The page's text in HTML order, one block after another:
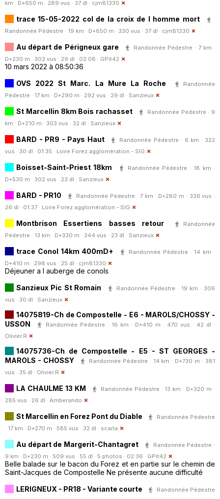
km · D+650 m · 289 vus · 37 dl · cjm81330
trace 15-05-2022 col de la croix de l homme mort
Randonnée Pédestre · 19 km · D+650 m · 330 vus · 37 dl · cjm81330
Au départ de Périgneux gare
Randonnée Pédestre · 7 km ·
D+230 m · 303 vus · 29 dl · 02:08 · GPit42
10 mars 2022 à 08:50:36
OVS 2022 St Marc. La Mure La Roche
Randonnée
Pédestre · 17 km · D+290 m · 292 vus · 29 dl · Sanzieux
St Marcellin 8km Bois rachasset
Randonnée Pédestre · 9
km · D+210 m · 303 vus · 32 dl · Sanzieux
BARD - PR9 - Pays Haut
Randonnée Pédestre · 6 km · 322
vus · 30 dl · 01:35 · Loire Forez agglomération - SIG
Boisset-Saint-Priest 18km
Randonnée Pédestre · 18 km ·
D+530 m · 302 vus · 23 dl · Sanzieux
BARD - PR10
Randonnée Pédestre · 7 km · D+280 m · 336 vus ·
26 dl · 01:37 · Loire Forez agglomération - SIG
Montbrison Essertiens basses retour
Randonnée
Pédestre · 13 km · D+330 m · 344 vus · 23 dl · Sanzieux
trace Conol 14km 400mD+
Randonnée Pédestre · 14 km ·
D+410 m · 298 vus · 25 dl · cjm81330
Déjeuner a l auberge de conols
Sanzieux Pic St Romain
Randonnée Pédestre · 19 km · 306
vus · 30 dl · Sanzieux
14075819-Ch de Compostelle - E6 - MAROLS/CHOSSY -
USSON
Randonnée Pédestre · 16 km · D+410 m · 470 vus · 42 dl ·
Olivier.R
14075736-Ch de Compostelle - E5 - ST GEORGES -
MAROLS - CHOSSY
Randonnée Pédestre · 14 km · D+730 m · 381
vus · 35 dl · Olivier.R
LA CHAULME 13 KM
Randonnée Pédestre · 13 km · D+320 m ·
285 vus · 26 dl · Amberando
St Marcellin en Forez Pont du Diable
Randonnée Pédestre
· 17 km · D+270 m · 585 vus · 32 dl · scarla
Au départ de Margerit-Chantagret
Randonnée Pédestre ·
9 km · D+230 m · 509 vus · 55 dl · 5 photos · 02:36 · GPit42
Belle balade sur le bacon du Forez et en partie sur le chemin de
Saint-Jacques de Compostelle Ne présente aucune difficulté
LERIGNEUX - PR18 - Variante courte
Randonnée Pédestre